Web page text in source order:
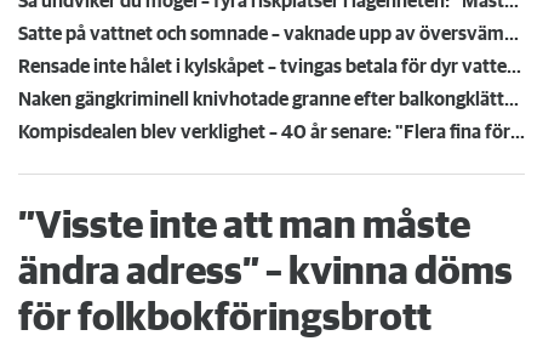
Satte på vattnet och somnade – vaknade upp av översvämning hos grannen
Rensade inte hålet i kylskåpet – tvingas betala för dyr vattenskada
Naken gängkriminell knivhotade granne efter balkongklättring
Kompisdealen blev verklighet – 40 år senare: "Flera fina fördelar med att dela bostad"
”Visste inte att man måste
ändra adress” – kvinna döms
för folkbokföringsbrott